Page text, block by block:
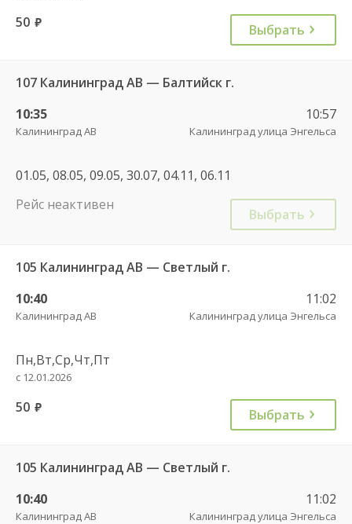
50 руб. Выбрать
107 Калининград АВ — Балтийск г.
10:35
Калининград АВ
10:57
Калининград улица Энгельса
01.05, 08.05, 09.05, 30.07, 04.11, 06.11
Рейс неактивен
Выбрать
105 Калининград АВ — Светлый г.
10:40
Калининград АВ
11:02
Калининград улица Энгельса
Пн,Вт,Ср,Чт,Пт
с 12.01.2026
50 руб. Выбрать
105 Калининград АВ — Светлый г.
10:40
Калининград АВ
11:02
Калининград улица Энгельса